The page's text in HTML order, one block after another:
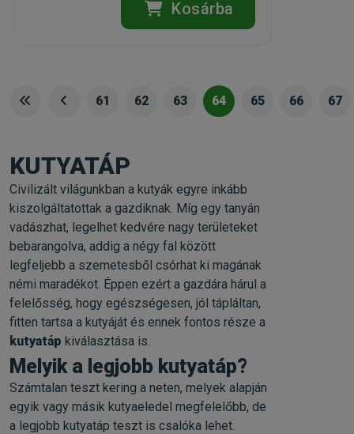
Kosárba
61 62 63 64 65 66 67
KUTYATÁP
Civilizált világunkban a kutyák egyre inkább
kiszolgáltatottak a gazdiknak. Míg egy tanyán
vadászhat, legelhet kedvére nagy területeket
bebarangolva, addig a négy fal között
legfeljebb a szemetesből csórhat ki magának
némi maradékot. Éppen ezért a gazdára hárul a
felelősség, hogy egészségesen, jól tápláltan,
fitten tartsa a kutyáját és ennek fontos része a
kutyatáp kiválasztása is.
Melyik a legjobb kutyatáp?
Számtalan teszt kering a neten, melyek alapján
egyik vagy másik kutyaeledel megfelelőbb, de
a legjobb kutyatáp teszt is csalóka lehet.